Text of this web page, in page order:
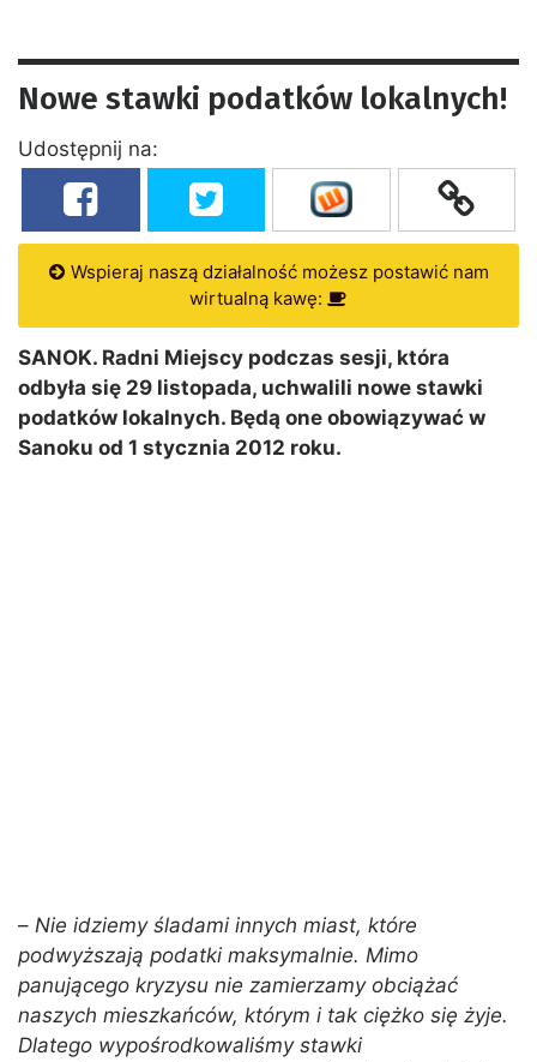
Nowe stawki podatków lokalnych!
Udostępnij na:
Wspieraj naszą działalność możesz postawić nam
wirtualną kawę:
SANOK. Radni Miejscy podczas sesji, która
odbyła się 29 listopada, uchwalili nowe stawki
podatków lokalnych. Będą one obowiązywać w
Sanoku od 1 stycznia 2012 roku.
– Nie idziemy śladami innych miast, które
podwyższają podatki maksymalnie. Mimo
panującego kryzysu nie zamierzamy obciążać
naszych mieszkańców, którym i tak ciężko się żyje.
Dlatego wypośrodkowaliśmy stawki